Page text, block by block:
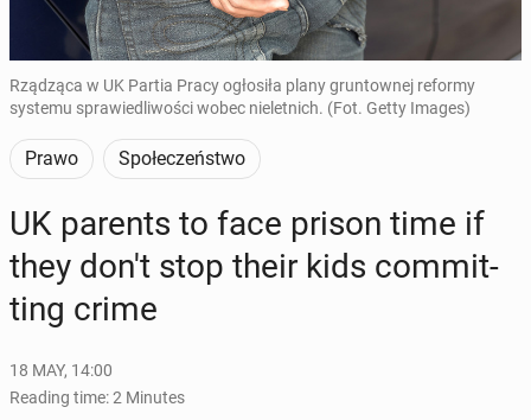
Rządząca w UK Partia Pracy ogłosiła plany gruntownej reformy
systemu sprawiedliwości wobec nieletnich. (Fot. Getty Images)
Prawo Społeczeństwo
UK parents to face prison time if
they don't stop their kids com­mit­
ting crime
18 MAY, 14:00
Reading time: 2 Minutes